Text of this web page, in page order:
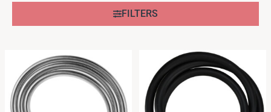
FILTERS